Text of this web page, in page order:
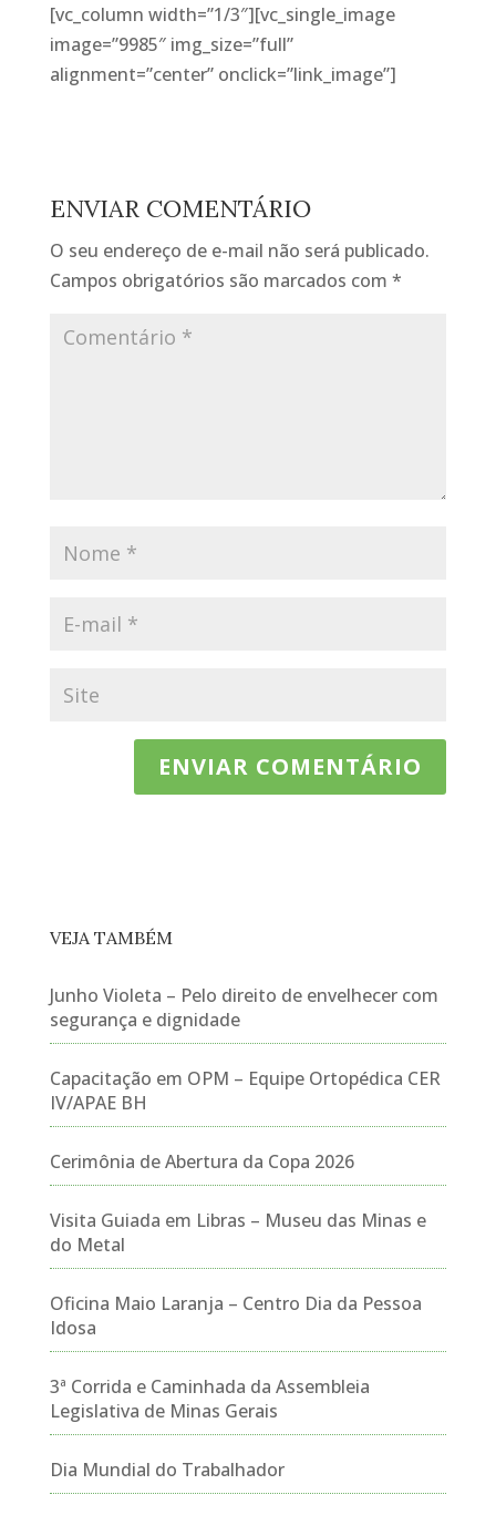
[vc_column width=”1/3″][vc_single_image
image=”9985″ img_size=”full”
alignment=”center” onclick=”link_image”]
ENVIAR COMENTÁRIO
O seu endereço de e-mail não será publicado.
Campos obrigatórios são marcados com *
VEJA TAMBÉM
Junho Violeta – Pelo direito de envelhecer com
segurança e dignidade
Capacitação em OPM – Equipe Ortopédica CER
IV/APAE BH
Cerimônia de Abertura da Copa 2026
Visita Guiada em Libras – Museu das Minas e
do Metal
Oficina Maio Laranja – Centro Dia da Pessoa
Idosa
3ª Corrida e Caminhada da Assembleia
Legislativa de Minas Gerais
Dia Mundial do Trabalhador